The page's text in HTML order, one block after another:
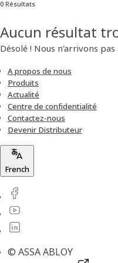
0 Résultats
Aucun résultat
Désolé ! Nous n'arrivons
A propos de nous
Produits
Actualité
Centre de confidentialité
Contactez-nous
Devenir Distributeur
French
© ASSA ABLOY